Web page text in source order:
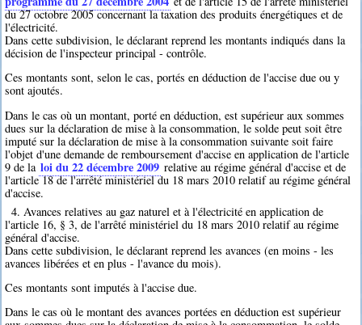
du 27 octobre 2005 concernant la taxation des produits énergétiques et de
l'électricité.
Dans cette subdivision, le déclarant reprend les montants indiqués dans la
décision de l'inspecteur principal - contrôle.
Ces montants sont, selon le cas, portés en déduction de l'accise due ou y
sont ajoutés.
Dans le cas où un montant, porté en déduction, est supérieur aux sommes
dues sur la déclaration de mise à la consommation, le solde peut soit être
imputé sur la déclaration de mise à la consommation suivante soit faire
l'objet d'une demande de remboursement d'accise en application de l'article
9 de la loi du 22 décembre 2009 relative au régime général d'accise et de
l'article 18 de l'arrêté ministériel du 18 mars 2010 relatif au régime général
d'accise.
4. Avances relatives au gaz naturel et à l'électricité en application de
l'article 16, § 3, de l'arrêté ministériel du 18 mars 2010 relatif au régime
général d'accise.
Dans cette subdivision, le déclarant reprend les avances (en moins - les
avances libérées et en plus - l'avance du mois).
Ces montants sont imputés à l'accise due.
Dans le cas où le montant des avances portées en déduction est supérieur